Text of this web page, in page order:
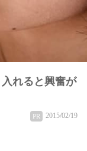
れると興奮が
PR 2015/02/19